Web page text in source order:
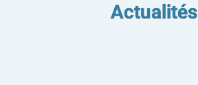
À FRETIGNEY ET
VELLOREILLEActualités